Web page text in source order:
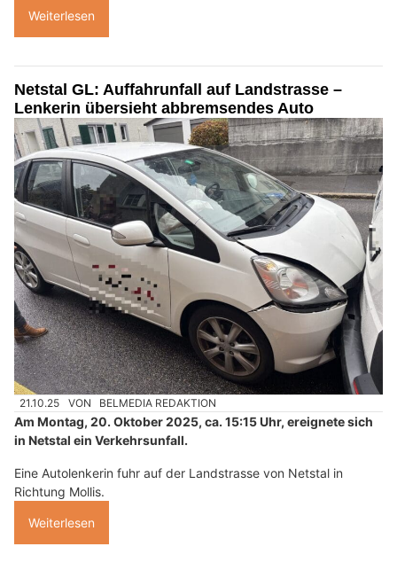
Weiterlesen
Netstal GL: Auffahrunfall auf Landstrasse –
Lenkerin übersieht abbremsendes Auto
21.10.25 VON BELMEDIA REDAKTION
Am Montag, 20. Oktober 2025, ca. 15:15 Uhr, ereignete sich
in Netstal ein Verkehrsunfall.
Eine Autolenkerin fuhr auf der Landstrasse von Netstal in
Richtung Mollis.
Weiterlesen